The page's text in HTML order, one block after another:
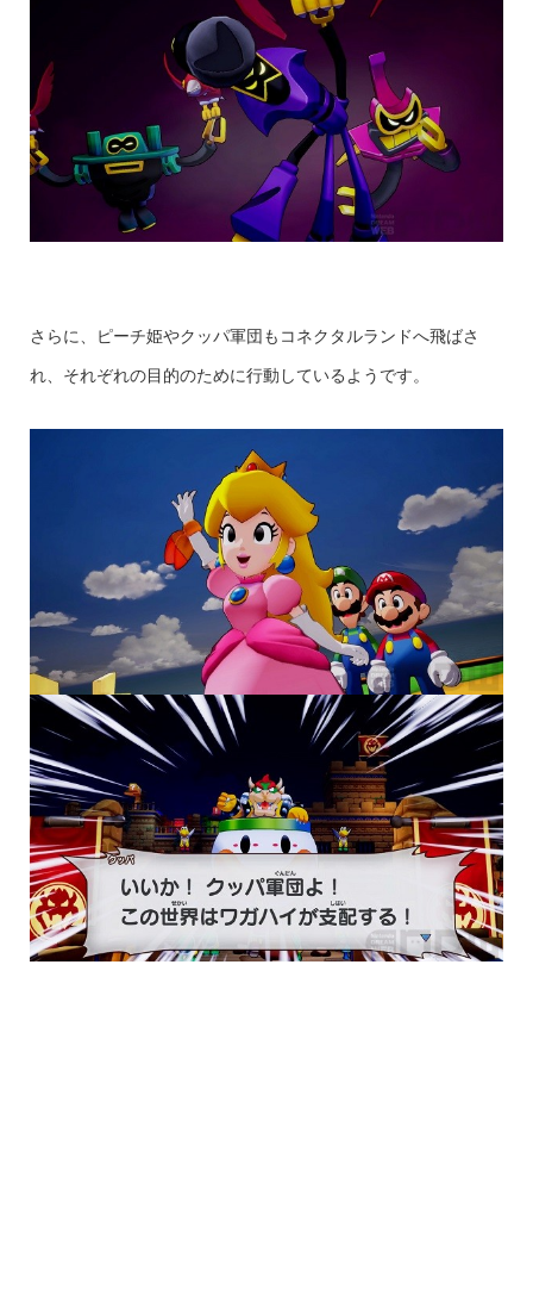
さらに、ピーチ姫やクッパ軍団もコネクタルランドへ飛ばさ
れ、それぞれの目的のために行動しているようです。